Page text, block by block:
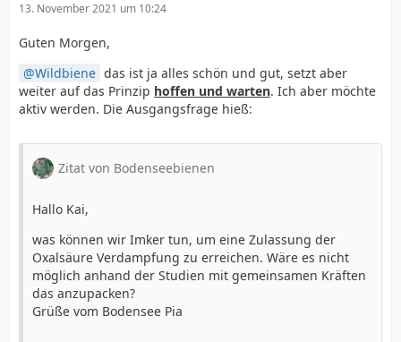
13. November 2021 um 10:24
Guten Morgen,
Wildbiene das ist ja alles schön und gut, setzt aber
weiter auf das Prinzip hoffen und warten. Ich aber möchte
aktiv werden. Die Ausgangsfrage hieß:
Zitat von Bodenseebienen
Hallo Kai,
was können wir Imker tun, um eine Zulassung der
Oxalsäure Verdampfung zu erreichen. Wäre es nicht
möglich anhand der Studien mit gemeinsamen Kräften
das anzupacken?
Grüße vom Bodensee Pia